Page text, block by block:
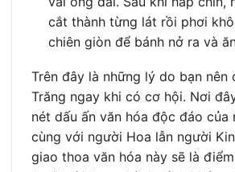
cắt thành từng lát rồi phơi
chiên giòn để bánh nở ra và
Trên đây là những lý do bạn nên
Trăng ngay khi có cơ hội. Nơi
nét dấu ấn văn hóa độc đáo của
cùng với người Hoa lẫn người
giao thoa văn hóa này sẽ là